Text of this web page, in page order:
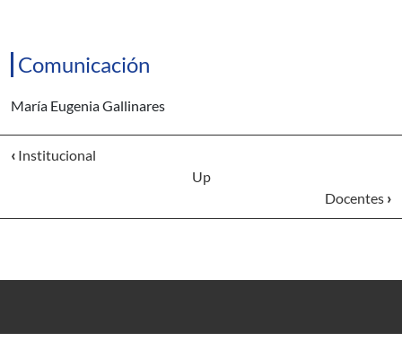
Comunicación
María Eugenia Gallinares
‹ Institucional
Up
Docentes ›